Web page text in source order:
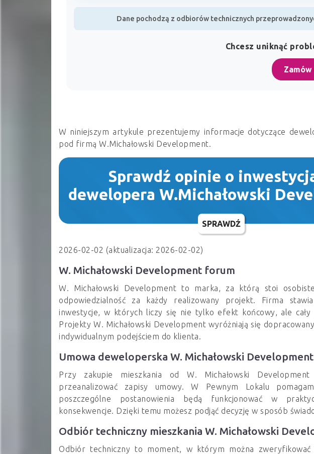
Dane pochodzą z odbiorów technicznych
Chcesz uniknąć
W niniejszym artykule prezentujemy informacje dotyczące
pod firmą W.Michałowski Development.
Sprawdź opinie o
dewelopera W.Michałowski
SPRAWDŹ
2026-02-02 (aktualizacja: 2026-02-02)
W. Michałowski Development forum
W. Michałowski Development to marka, za którą stoi
odpowiedzialność za każdy realizowany projekt. Firma
inwestycje, w których liczy się nie tylko efekt końcowy, ale cały
Projekty W. Michałowski Development wyróżniają się
indywidualnym podejściem do klienta.
Umowa deweloperska W. Michałowski Development
Przy zakupie mieszkania od W. Michałowski Development
przeanalizować zapisy umowy. W Pewnym Lokalu
poszczególne postanowienia będą funkcjonować w
konsekwencje. Dzięki temu możesz podjąć decyzję w sposób
Odbiór techniczny mieszkania W. Michałowski
Odbiór techniczny to moment, w którym można zweryfikować